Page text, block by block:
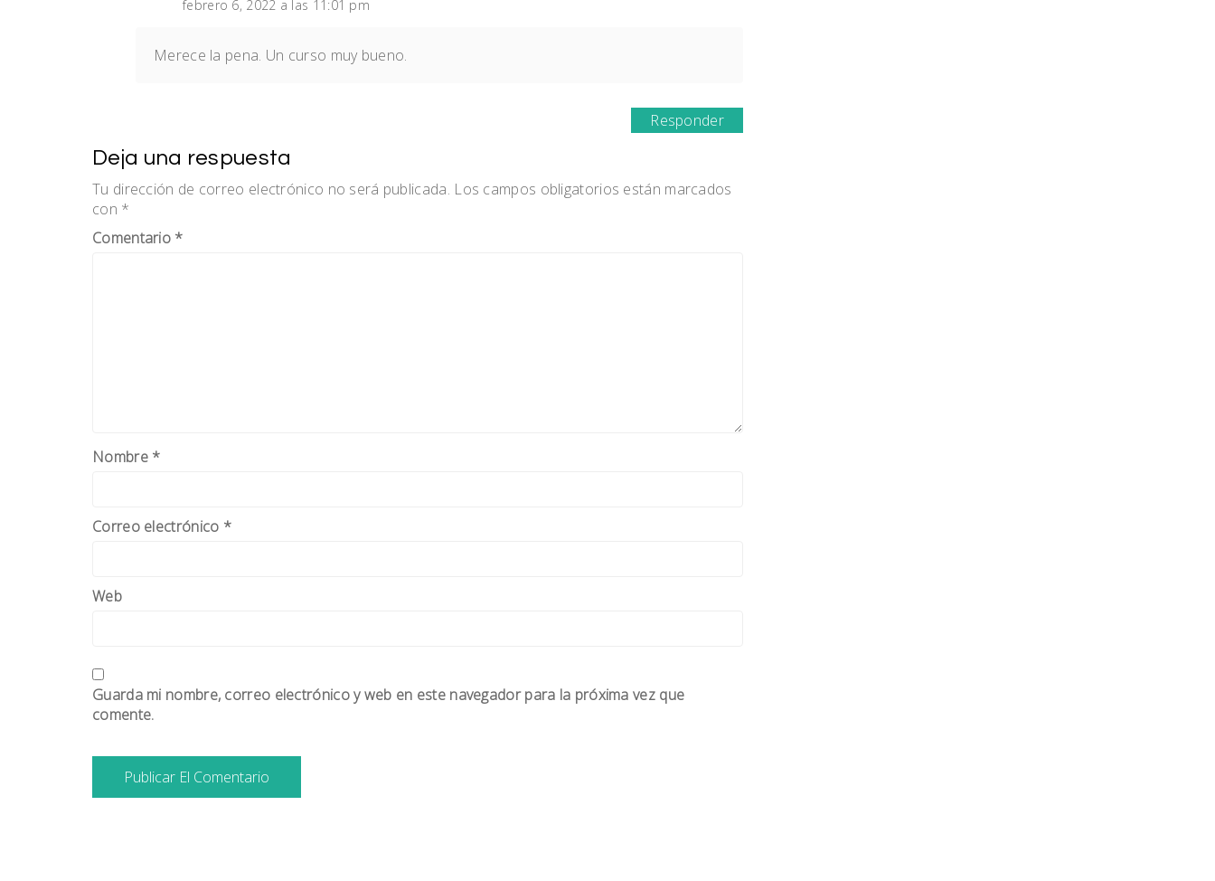
febrero 6, 2022 a las 11:01 pm
Merece la pena. Un curso muy bueno.
Responder
Deja una respuesta
Tu dirección de correo electrónico no será publicada. Los campos obligatorios están marcados
con *
Comentario *
Nombre *
Correo electrónico *
Web
Guarda mi nombre, correo electrónico y web en este navegador para la próxima vez que
comente.